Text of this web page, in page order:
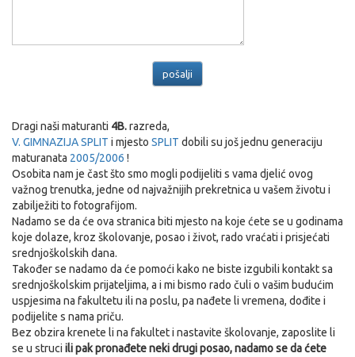
Dragi naši maturanti 4B.razreda,
V. GIMNAZIJA SPLIT i mjesto SPLIT dobili su još jednu generaciju
maturanata 2005/2006 !
Osobita nam je čast što smo mogli podijeliti s vama djelić ovog
važnog trenutka, jedne od najvažnijih prekretnica u vašem životu i
zabilježiti to fotografijom.
Nadamo se da će ova stranica biti mjesto na koje ćete se u godinama
koje dolaze, kroz školovanje, posao i život, rado vraćati i prisjećati
srednjoškolskih dana.
Također se nadamo da će pomoći kako ne biste izgubili kontakt sa
srednjoškolskim prijateljima, a i mi bismo rado čuli o vašim budućim
uspjesima na fakultetu ili na poslu, pa nađete li vremena, dođite i
podijelite s nama priču.
Bez obzira krenete li na fakultet i nastavite školovanje, zaposlite li
se u struci ili pak pronađete neki drugi posao, nadamo se da ćete